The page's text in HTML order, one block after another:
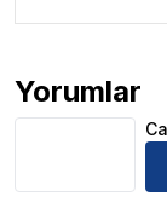
Yorumlar
Catit Silica